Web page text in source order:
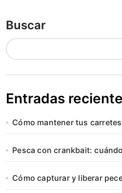
Buscar
Entradas
Cómo mantener tus
Pesca con crankbait:
Cómo capturar y liberar